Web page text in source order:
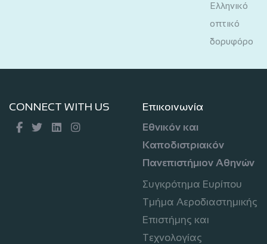
Ελληνικό
οπτικό
δορυφόρο
CONNECT WITH US Επικοινωνία
Εθνικόν και
Καποδιστριακόν
Πανεπιστήμιον Αθηνών
Συγκρότημα Ευρίπου
Τμήμα Αεροδιαστημικής
Επιστήμης και
Τεχνολογίας